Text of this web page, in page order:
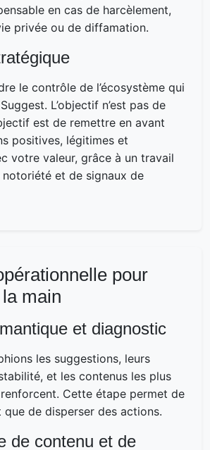
en cas de harcèlement,
privée ou de diffamation.
le contrôle de l’écosystème qui
L’objectif n’est pas de
est de remettre en avant
positives, légitimes et
votre valeur, grâce à un travail
et de signaux de
pour
main
et diagnostic
les suggestions, leurs
et les contenus les plus
Cette étape permet de
de disperser des actions.
de contenu et de